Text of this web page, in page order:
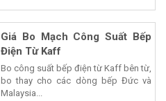
Giá Bo Mạch Công Suất Bếp
Điện Từ Kaff
Bo công suất bếp điện từ Kaff bên từ,
bo thay cho các dòng bếp Đức và
Malaysia...